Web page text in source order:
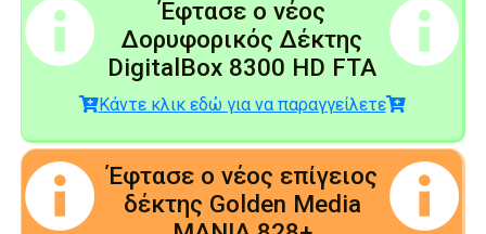
Έφτασε ο νέος
Δορυφορικός Δέκτης
DigitalBox 8300 HD FTA
Κάντε κλικ εδώ για να παραγγείλετε
Έφτασε ο νέος επίγειος
δέκτης Golden Media